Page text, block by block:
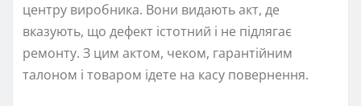
центру виробника. Вони видають акт, де
вказують, що дефект істотний і не підлягає
ремонту. З цим актом, чеком, гарантійним
талоном і товаром ідете на касу повернення.